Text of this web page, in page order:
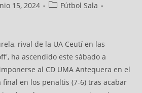
15, 2024
Fútbol Sala
rival de la UA Ceutí en las
ha ascendido este sábado a
al CD UMA Antequera en el
en los penaltis (7-6) tras acabar